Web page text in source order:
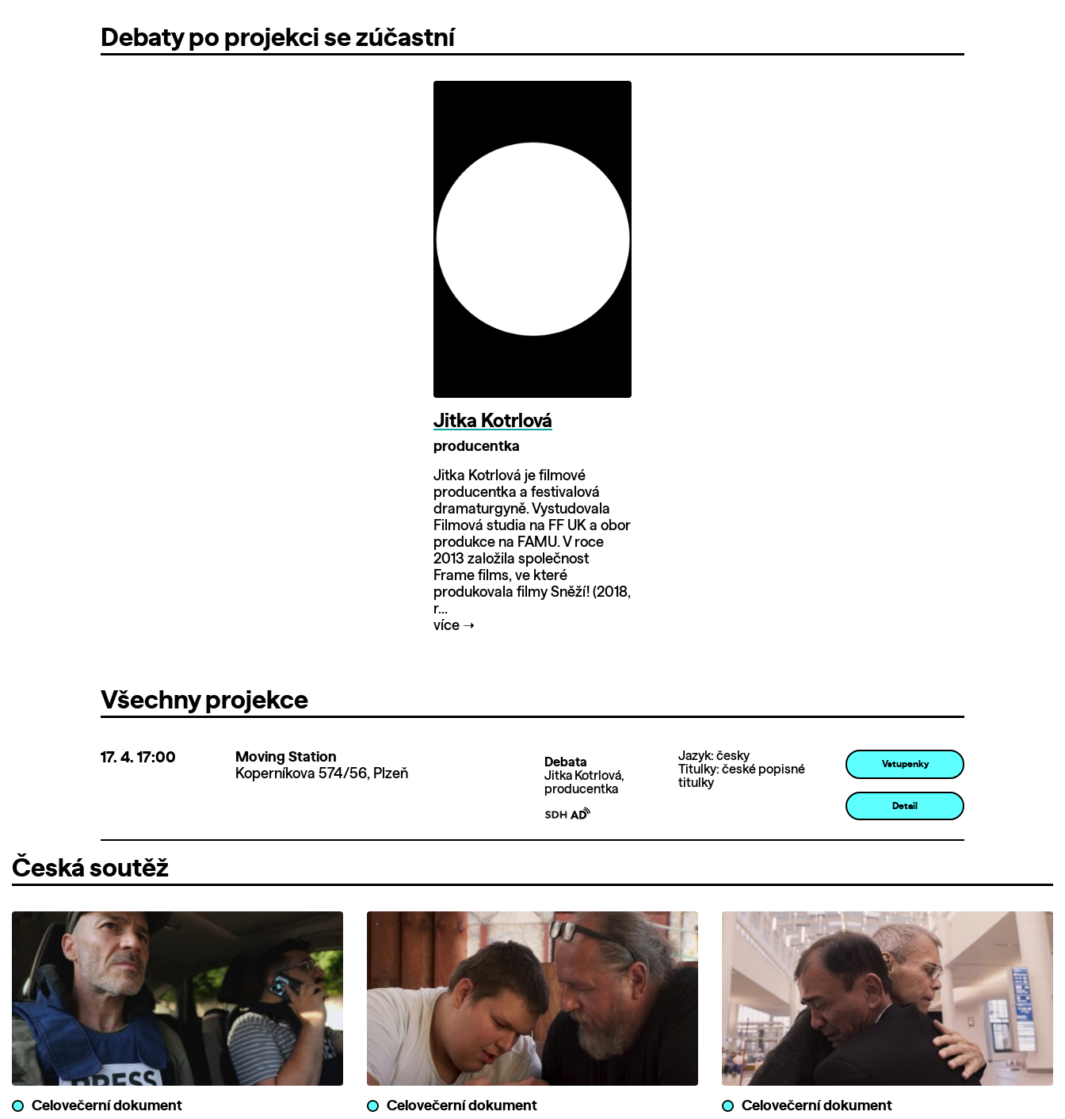
Debaty po projekci se zúčastní
Jitka Kotrlová
producentka
Jitka Kotrlová je filmové
producentka a festivalová
dramaturgyně. Vystudovala
Filmová studia na FF UK a obor
produkce na FAMU. V roce
2013 založila společnost
Frame films, ve které
produkovala filmy Sněží! (2018,
r...
více ➝
Všechny projekce
17. 4. 17:00
Moving Station
Koperníkova 574/56, Plzeň
Debata
Jitka Kotrlová,
producentka
Jazyk: česky
Titulky: české popisné
titulky
Vstupenky
Detail
Česká soutěž
Celovečerní dokument Celovečerní dokument Celovečerní dokument